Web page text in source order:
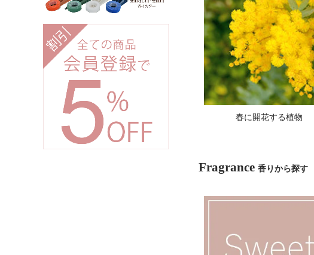
春に開花する植物
Fragrance 香りから探す